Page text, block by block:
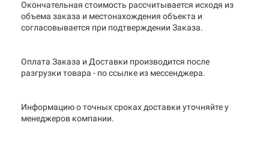
Окончательная стоимость рассчитывается исходя из
объема заказа и местонахождения объекта и
согласовывается при подтверждении Заказа.
Оплата Заказа и Доставки производится после
разгрузки товара - по ссылке из мессенджера.
Информацию о точных сроках доставки уточняйте у
менеджеров компании.